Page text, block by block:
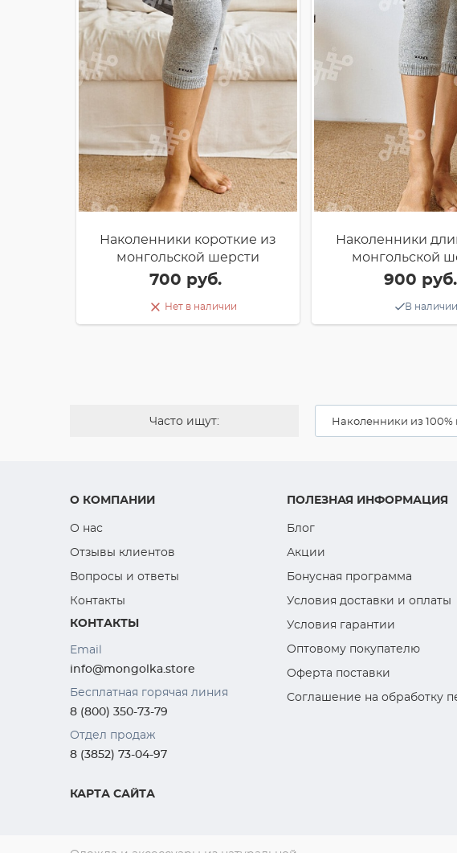
Наколенники короткие из
монгольской шерсти
700 руб.
Нет в наличии
Наколенники
монгольской
900 руб.
В наличии
Часто ищут: Наколенники из 100%
О КОМПАНИИ
О нас
Отзывы клиентов
Вопросы и ответы
Контакты
КОНТАКТЫ
Email
info@mongolka.store
Бесплатная горячая линия
8 (800) 350-73-79
Отдел продаж
8 (3852) 73-04-97
КАРТА САЙТА
ПОЛЕЗНАЯ ИНФОРМАЦИЯ
Блог
Акции
Бонусная программа
Условия доставки и оплаты
Условия гарантии
Оптовому покупателю
Оферта поставки
Соглашение на обработку